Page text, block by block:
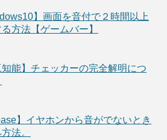
】画面を音付で２時間以上
方法【ゲームバー】
知能】チェッカーの完全解明につ
】イヤホンから音がでないとき
法。